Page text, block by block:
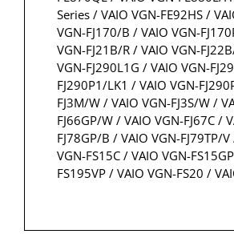
Series / VAIO VGN-FE92HS /
VGN-FJ170/B / VAIO VGN-
VGN-FJ21B/R / VAIO VGN-
VGN-FJ290L1G / VAIO VGN-
FJ290P1/LK1 / VAIO VGN-
FJ3M/W / VAIO VGN-FJ3S/W /
FJ66GP/W / VAIO VGN-FJ67C /
FJ78GP/B / VAIO VGN-FJ79TP/
VGN-FS15C / VAIO VGN-
FS195VP / VAIO VGN-FS20 /